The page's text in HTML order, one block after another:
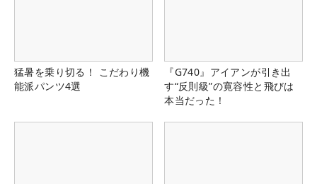
猛暑を乗り切る！ こだわり機
能派パンツ4選
『G740』アイアンが引き出
す“反則級”の寛容性と飛びは
本当だった！